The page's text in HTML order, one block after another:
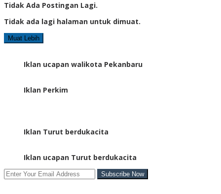
Tidak Ada Postingan Lagi.
Tidak ada lagi halaman untuk dimuat.
Muat Lebih
Iklan ucapan walikota Pekanbaru
Iklan Perkim
Iklan Turut berdukacita
Iklan ucapan Turut berdukacita